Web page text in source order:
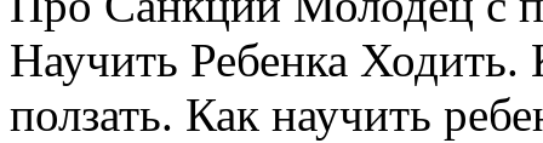
Научить Ребенка Ходить.
ползать. Как научить